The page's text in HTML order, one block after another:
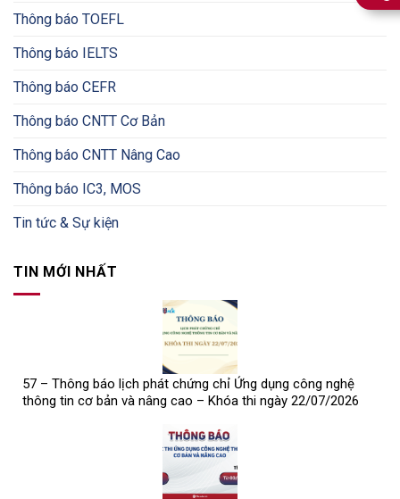
Thông báo TOEFL
Thông báo IELTS
Thông báo CEFR
Thông báo CNTT Cơ Bản
Thông báo CNTT Nâng Cao
Thông báo IC3, MOS
Tin tức & Sự kiện
TIN MỚI NHẤT
57 – Thông báo lịch phát chứng chỉ Ứng dụng công nghệ
thông tin cơ bản và nâng cao – Khóa thi ngày 22/07/2026